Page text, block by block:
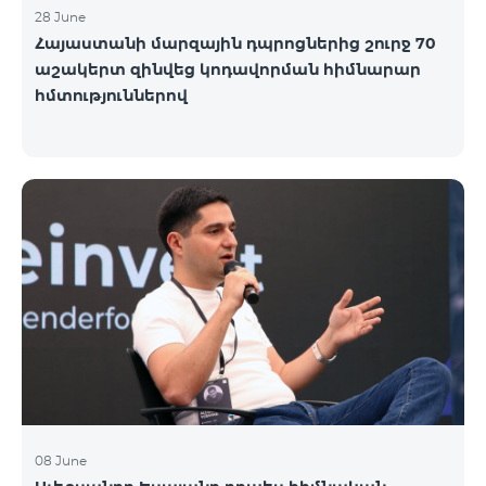
28 June
Հայաստանի մարզային դպրոցներից շուրջ 70
աշակերտ զինվեց կոդավորման հիմնարար
հմտություններով
08 June